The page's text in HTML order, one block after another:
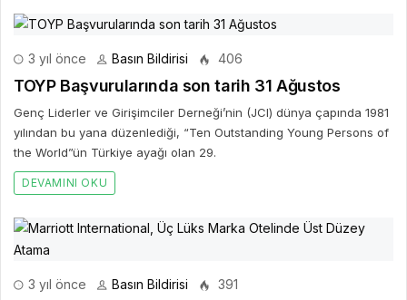
3 yıl önce Basın Bildirisi 406
TOYP Başvurularında son tarih 31 Ağustos
Genç Liderler ve Girişimciler Derneği’nin (JCI) dünya çapında 1981
yılından bu yana düzenlediği, “Ten Outstanding Young Persons of
the World”ün Türkiye ayağı olan 29.
DEVAMINI OKU
3 yıl önce Basın Bildirisi 391